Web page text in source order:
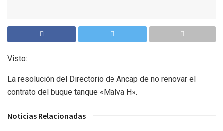
Visto:
La resolución del Directorio de Ancap de no renovar el
contrato del buque tanque «Malva H».
Noticias Relacionadas